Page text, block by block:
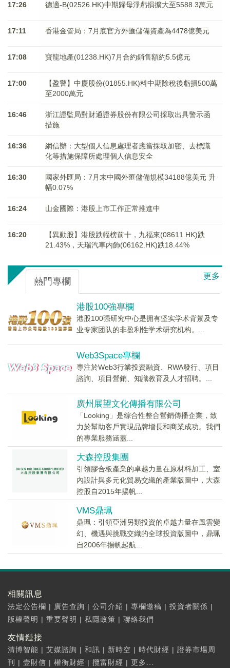
17:26 德適-B(02526.HK)中期歸母淨虧損擴大至5588.3萬元
17:11 香港金管局：7月底官方外匯儲備資產為4478億美元
17:08 寶龍地產(01238.HK)7月合約銷售額約5.5億元
17:00
【盈警】中慶股份(01855.HK)料中期除稅後虧損500萬
至2000萬元
16:46
浙江證監局對財通證券股份有限公司採取出具警示函
措施
16:36
網信辦：大型個人信息處理者應當採取加密、去標識
化等措施保障所處理個人信息安全
16:30
國家外匯局：7月末中國外匯儲備規模34188億美元 升
幅0.07%
16:24 山金國際：港股上市工作正常推進中
16:20
【異動股】港股跌幅榜前十，九福來(08611.HK)跌
21.43%，天瑞汽車内飾(06162.HK)跌18.44%
更多
熱門專欄
港股100強專欄
港股100强研究中心是拥有坚实学术背景及专
业专家团队的非盈利性学术研究机构。...
Web3Space專欄
專注於Web3行業投資融資、RWA發行、項目
諮詢、項目營銷、知識教育及人才招聘。...
廣州展望文化傳播有限公司
「Looking」是綜合性整合營銷傳播企業，致
力於幫助客戶實現品牌增長和商業成功。我們
的專業服務涵蓋...
大森控股集團
引領膠合板產業的卓越力量在原材料加工、室
內設計與多元化貿易交織的產業版圖中，大森
控股自2015年揚帆...
VMS鼎珮
鼎珮：引領亞洲另類投資的卓越力量在風雲變
幻、機遇與挑戰交織的全球投資版圖中，鼎珮
自2006年揚帆起航...
相關訊息
法定公告欄 | 廣告查詢 | 公司介紹 | 專欄邀稿 | 投資者關係 |
版權聲明 | 重要聲明 | 私隱政策 | 聯絡我們
友情鏈接
清博智能 | 艾媒諮詢 | 和訊 | 新時空 | 時代財經 | 證券市場周
刊
| 壹財信 | 權衡財經 | 攬富財經 | 更多...